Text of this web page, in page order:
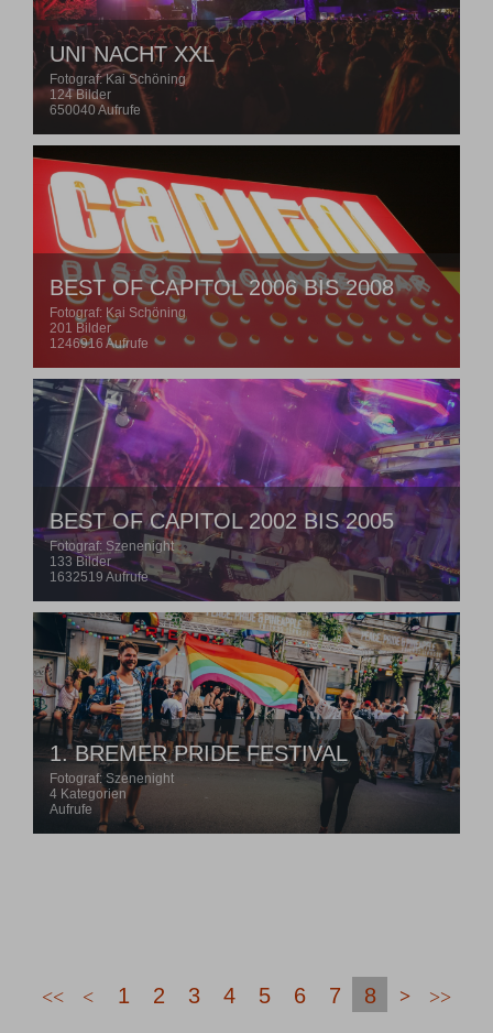
UNI NACHT XXL
Fotograf: Kai Schöning
124 Bilder
650040 Aufrufe
BEST OF CAPITOL 2006 BIS 2008
Fotograf: Kai Schöning
201 Bilder
1246916 Aufrufe
BEST OF CAPITOL 2002 BIS 2005
Fotograf: Szenenight
133 Bilder
1632519 Aufrufe
1. BREMER PRIDE FESTIVAL
Fotograf: Szenenight
4 Kategorien
Aufrufe
1 2 3 4 5 6 7 8